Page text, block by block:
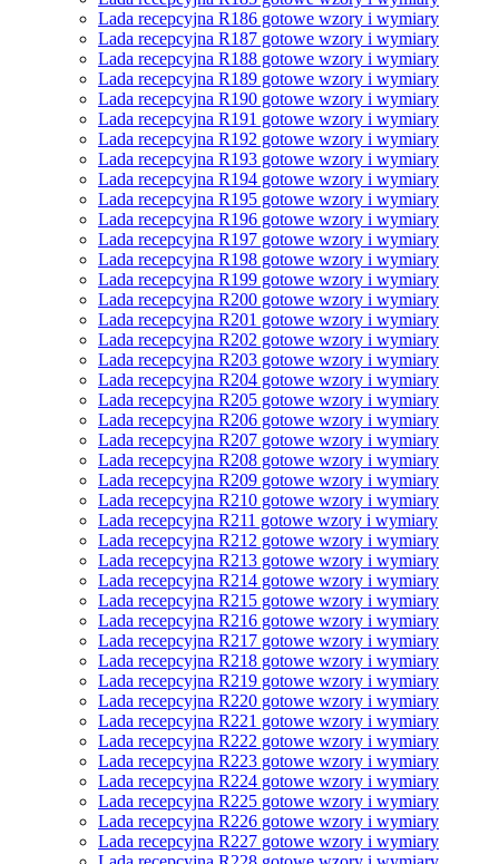
Lada recepcyjna R186 gotowe wzory i wymiary
Lada recepcyjna R187 gotowe wzory i wymiary
Lada recepcyjna R188 gotowe wzory i wymiary
Lada recepcyjna R189 gotowe wzory i wymiary
Lada recepcyjna R190 gotowe wzory i wymiary
Lada recepcyjna R191 gotowe wzory i wymiary
Lada recepcyjna R192 gotowe wzory i wymiary
Lada recepcyjna R193 gotowe wzory i wymiary
Lada recepcyjna R194 gotowe wzory i wymiary
Lada recepcyjna R195 gotowe wzory i wymiary
Lada recepcyjna R196 gotowe wzory i wymiary
Lada recepcyjna R197 gotowe wzory i wymiary
Lada recepcyjna R198 gotowe wzory i wymiary
Lada recepcyjna R199 gotowe wzory i wymiary
Lada recepcyjna R200 gotowe wzory i wymiary
Lada recepcyjna R201 gotowe wzory i wymiary
Lada recepcyjna R202 gotowe wzory i wymiary
Lada recepcyjna R203 gotowe wzory i wymiary
Lada recepcyjna R204 gotowe wzory i wymiary
Lada recepcyjna R205 gotowe wzory i wymiary
Lada recepcyjna R206 gotowe wzory i wymiary
Lada recepcyjna R207 gotowe wzory i wymiary
Lada recepcyjna R208 gotowe wzory i wymiary
Lada recepcyjna R209 gotowe wzory i wymiary
Lada recepcyjna R210 gotowe wzory i wymiary
Lada recepcyjna R211 gotowe wzory i wymiary
Lada recepcyjna R212 gotowe wzory i wymiary
Lada recepcyjna R213 gotowe wzory i wymiary
Lada recepcyjna R214 gotowe wzory i wymiary
Lada recepcyjna R215 gotowe wzory i wymiary
Lada recepcyjna R216 gotowe wzory i wymiary
Lada recepcyjna R217 gotowe wzory i wymiary
Lada recepcyjna R218 gotowe wzory i wymiary
Lada recepcyjna R219 gotowe wzory i wymiary
Lada recepcyjna R220 gotowe wzory i wymiary
Lada recepcyjna R221 gotowe wzory i wymiary
Lada recepcyjna R222 gotowe wzory i wymiary
Lada recepcyjna R223 gotowe wzory i wymiary
Lada recepcyjna R224 gotowe wzory i wymiary
Lada recepcyjna R225 gotowe wzory i wymiary
Lada recepcyjna R226 gotowe wzory i wymiary
Lada recepcyjna R227 gotowe wzory i wymiary